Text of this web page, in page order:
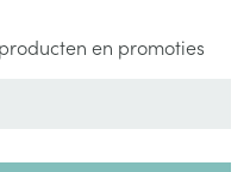
en promoties